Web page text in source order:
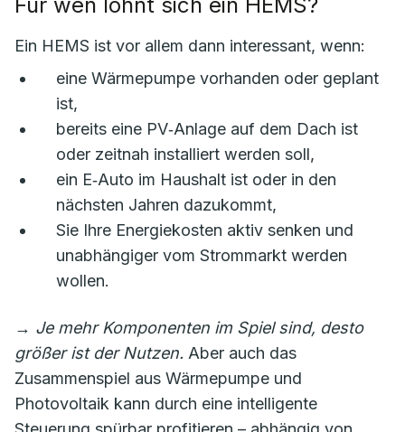
Ein HEMS ist vor allem dann interessant, wenn:
eine Wärmepumpe vorhanden oder geplant
ist,
bereits eine PV‑Anlage auf dem Dach ist
oder zeitnah installiert werden soll,
ein E‑Auto im Haushalt ist oder in den
nächsten Jahren dazukommt,
Sie Ihre Energiekosten aktiv senken und
unabhängiger vom Strommarkt werden
wollen.
→ Je mehr Komponenten im Spiel sind, desto
größer ist der Nutzen. Aber auch das
Zusammenspiel aus Wärmepumpe und
Photovoltaik kann durch eine intelligente